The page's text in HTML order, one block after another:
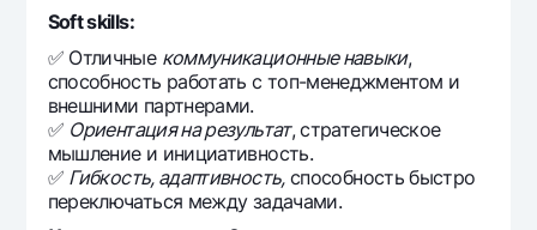
Soft skills:
✅ Отличные коммуникационные навыки,
способность работать с топ-менеджментом и
внешними партнерами.
✅ Ориентация на результат, стратегическое
мышление и инициативность.
✅ Гибкость, адаптивность,способность быстро
переключаться между задачами.